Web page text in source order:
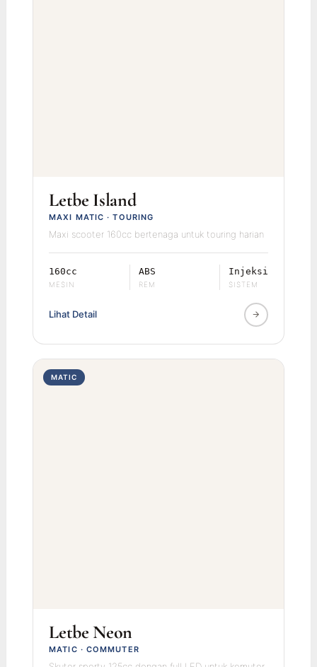
Letbe Island
MAXI MATIC · TOURING
Maxi scooter 160cc bertenaga untuk touring harian
160cc
MESIN
ABS
REM
Injeksi
SISTEM
Lihat Detail
MATIC
Letbe Neon
MATIC · COMMUTER